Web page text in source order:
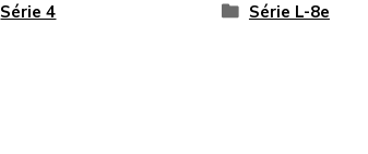
Série 4 Série L-8e